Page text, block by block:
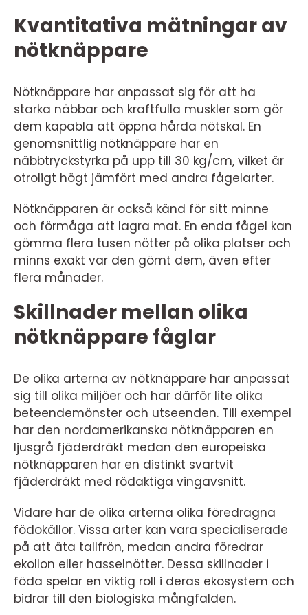
Kvantitativa mätningar av
nötknäppare
Nötknäppare har anpassat sig för att ha
starka näbbar och kraftfulla muskler som gör
dem kapabla att öppna hårda nötskal. En
genomsnittlig nötknäppare har en
näbbtryckstyrka på upp till 30 kg/cm, vilket är
otroligt högt jämfört med andra fågelarter.
Nötknäpparen är också känd för sitt minne
och förmåga att lagra mat. En enda fågel kan
gömma flera tusen nötter på olika platser och
minns exakt var den gömt dem, även efter
flera månader.
Skillnader mellan olika
nötknäppare fåglar
De olika arterna av nötknäppare har anpassat
sig till olika miljöer och har därför lite olika
beteendemönster och utseenden. Till exempel
har den nordamerikanska nötknäpparen en
ljusgrå fjäderdräkt medan den europeiska
nötknäpparen har en distinkt svartvit
fjäderdräkt med rödaktiga vingavsnitt.
Vidare har de olika arterna olika föredragna
födokällor. Vissa arter kan vara specialiserade
på att äta tallfrön, medan andra föredrar
ekollon eller hasselnötter. Dessa skillnader i
föda spelar en viktig roll i deras ekosystem och
bidrar till den biologiska mångfalden.